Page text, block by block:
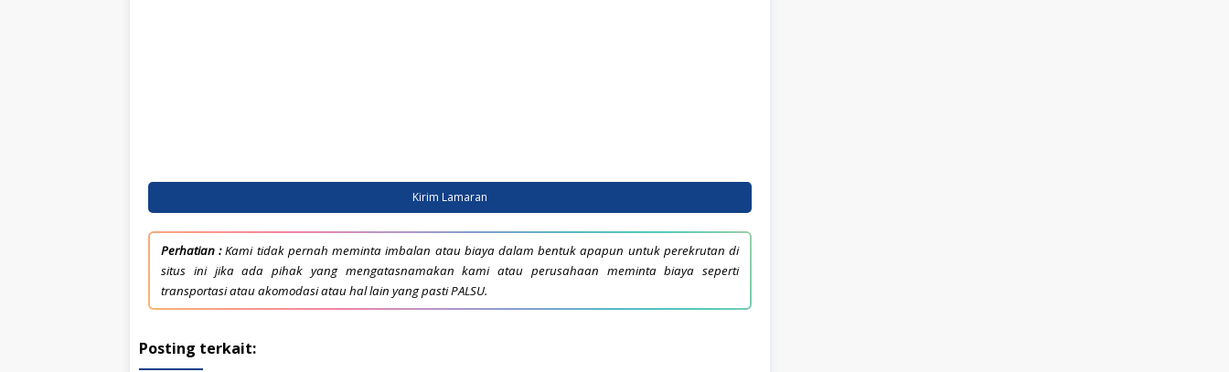
Kirim Lamaran
Perhatian :Kami tidak pernah meminta imbalan atau biaya dalam bentuk apapun untuk perekrutan di
situs ini jika ada pihak yang mengatasnamakan kami atau perusahaan meminta biaya seperti
transportasi atau akomodasi atau hal lain yang pasti PALSU.
Posting terkait: